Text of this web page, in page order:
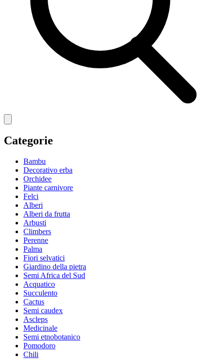
Categorie
Bambu
Decorativo erba
Orchidee
Piante carnivore
Felci
Alberi
Alberi da frutta
Arbusti
Climbers
Perenne
Palma
Fiori selvatici
Giardino della pietra
Semi Africa del Sud
Acquatico
Succulento
Cactus
Semi caudex
Ascleps
Medicinale
Semi etnobotanico
Pomodoro
Chili